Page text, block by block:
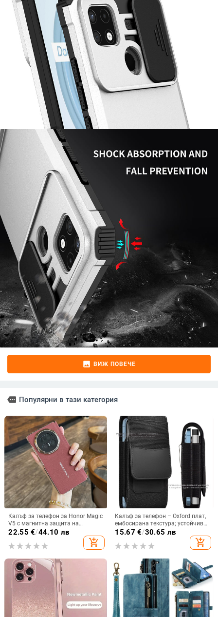
image ВИЖ ПОВЕЧЕ
more Популярни в тази категория
Калъф за телефон за Honor Magic
V5 с магнитна защита на
централната ос, пълна защита на
електроплатиране, защита срещу
22.55 €/44.10 лв
add_shopping_cart
Калъф за телефон – Oxford плат,
ембосирана текстура; устойчив
на износ и изпадане, против
отпечатъци; съвместим с iPhone
12, iPhone 13, iPhone 14 и други
15.67 €/30.65 лв
add_shopping_cart